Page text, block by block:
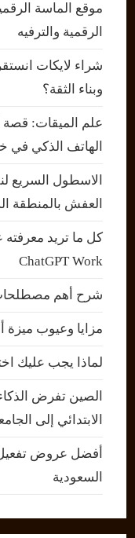
موقع الماسة
الرقمية والترفيه
شراء لايكات
وبناء الثقة؟
علم الميقات:
الهاتف الذكي في
الاسطول السريع
العفش بالمنطقة
كل ما تريد
ChatGPT Work
شرح أهم
مزايا وعيوب
لماذا يجب عليك
الصين تفرض
الابتدائي إلى
السعودية